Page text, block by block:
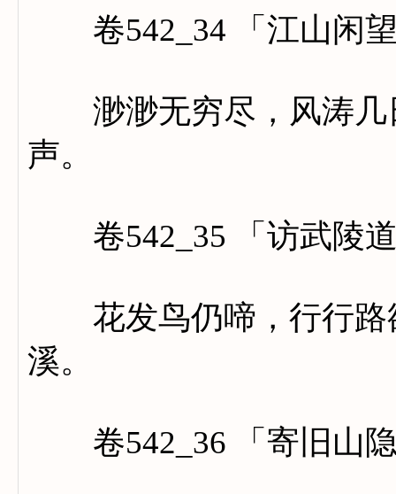
卷542_34 「江山闲
渺渺无穷尽，风涛几
声。
卷542_35 「访武陵道
花发鸟仍啼，行行路
溪。
卷542_36 「寄旧山